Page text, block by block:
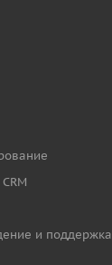
и поддержка